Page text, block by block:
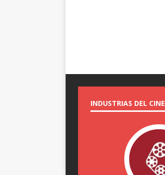
INDUSTRIAS DEL CINE